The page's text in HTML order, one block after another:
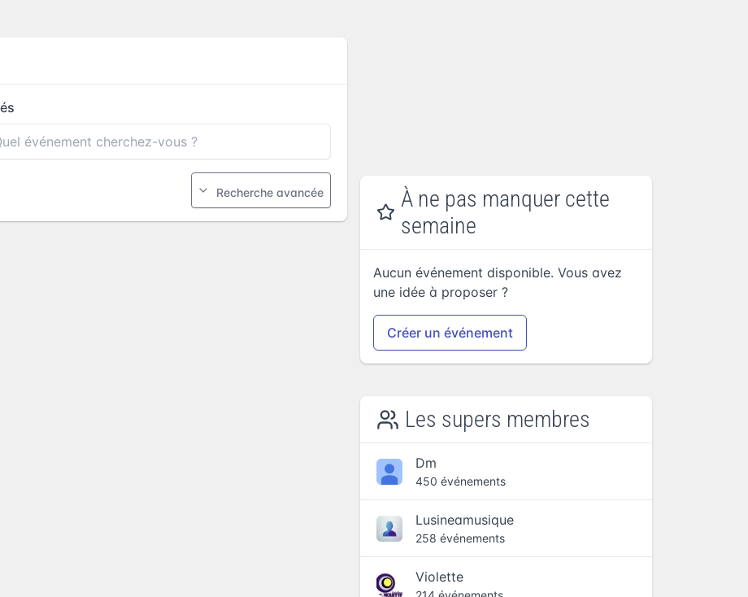
Recherche avancée
À ne pas manquer cette
semaine
Aucun événement disponible. Vous avez
une idée à proposer ?
Créer un événement
Les supers membres
Dm
450 événements
Lusineamusique
258 événements
Violette